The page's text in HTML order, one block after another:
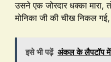
उसने एक जोरदार धक्का मारा,
मोनिका जी की चीख निकल
इसे भी पढ़ें अंकल के लैपटॉप में